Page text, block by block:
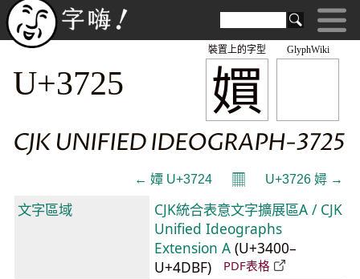
GlyphWiki
㜥
裝置上的字型
U+3725
CJK UNIFIED IDEOGRAPH-3725
← 㜤 U+3724 𝄜 U+3726 㜦 →
文字區域
CJK統合表意文字擴展區A / CJK
Unified Ideographs
Extension A (U+3400–
U+4DBF)
PDF表格